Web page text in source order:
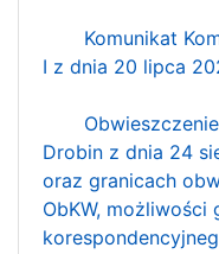
Komunikat
I z dnia 20 lipca
Drobin z dnia 24
oraz granicach
ObKW, możliwości